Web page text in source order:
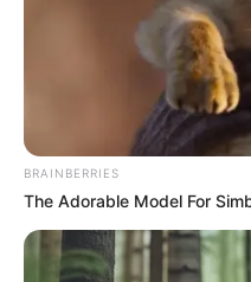
BRAINBERRIES
The Adorable Model For